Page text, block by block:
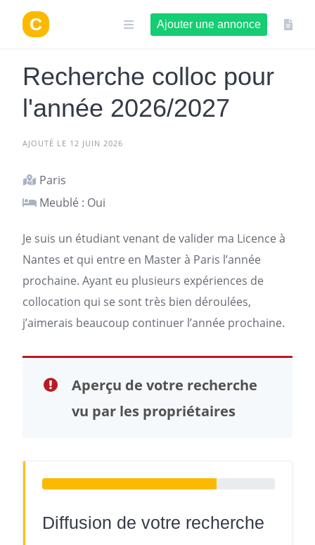
contenu
Ajouter une annonce
Recherche colloc pour
l'année 2026/2027
AJOUTÉ LE 12 JUIN 2026
Paris
Meublé : Oui
Je suis un étudiant venant de valider ma Licence à
Nantes et qui entre en Master à Paris l’année
prochaine. Ayant eu plusieurs expériences de
collocation qui se sont très bien déroulées,
j’aimerais beaucoup continuer l’année prochaine.
Aperçu de votre recherche
vu par les propriétaires
Diffusion de votre recherche